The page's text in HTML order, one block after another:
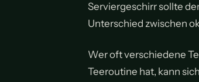
Serviergeschirr sollte
Unterschied zwischen
Wer oft verschiedene
Teeroutine hat, kann